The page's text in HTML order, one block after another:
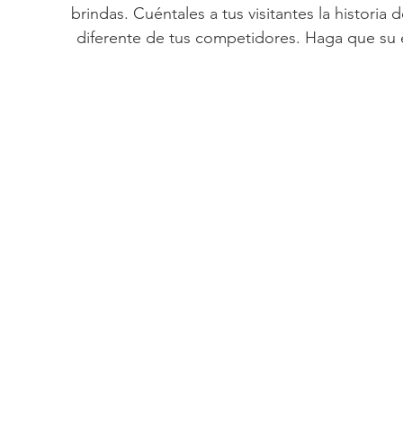
brindas. Cuéntales a tus visitantes la
diferente de tus competidores. Haga que su